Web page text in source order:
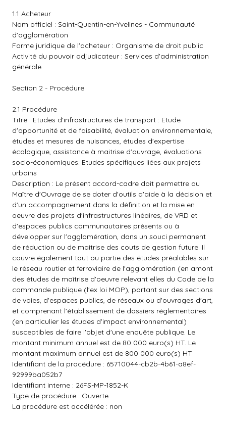
1.1 Acheteur
Nom officiel : Saint-Quentin-en-Yvelines - Communauté
d'agglomération
Forme juridique de l'acheteur : Organisme de droit public
Activité du pouvoir adjudicateur : Services d'administration
générale
Section 2 - Procédure
2.1 Procédure
Titre : Etudes d'infrastructures de transport : Etude
d'opportunité et de faisabilité, évaluation environnementale,
études et mesures de nuisances, études d'expertise
écologique, assistance à maitrise d'ouvrage, évaluations
socio-économiques. Etudes spécifiques liées aux projets
urbains
Description : Le présent accord-cadre doit permettre au
Maître d'Ouvrage de se doter d'outils d'aide à la décision et
d'un accompagnement dans la définition et la mise en
oeuvre des projets d'infrastructures linéaires, de VRD et
d'espaces publics communautaires présents ou à
développer sur l'agglomération, dans un souci permanent
de réduction ou de maitrise des couts de gestion future. Il
couvre également tout ou partie des études préalables sur
le réseau routier et ferroviaire de l'agglomération (en amont
des études de maîtrise d'oeuvre relevant elles du Code de la
commande publique (l'ex loi MOP), portant sur des sections
de voies, d'espaces publics, de réseaux ou d'ouvrages d'art,
et comprenant l'établissement de dossiers réglementaires
(en particulier les études d'impact environnemental)
susceptibles de faire l'objet d'une enquête publique. Le
montant minimum annuel est de 80 000 euro(s) HT. Le
montant maximum annuel est de 800 000 euro(s) HT
Identifiant de la procédure : 65710044-cb2b-4b61-a8ef-
92999ba052b7
Identifiant interne : 26FS-MP-1852-K
Type de procédure : Ouverte
La procédure est accélérée : non